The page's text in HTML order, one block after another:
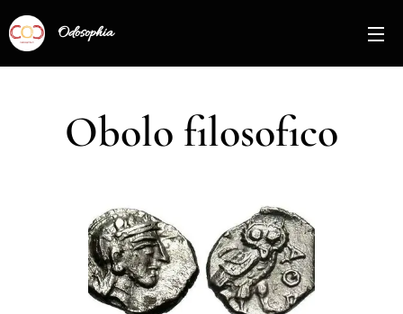
Odosophia
Obolo filosofico